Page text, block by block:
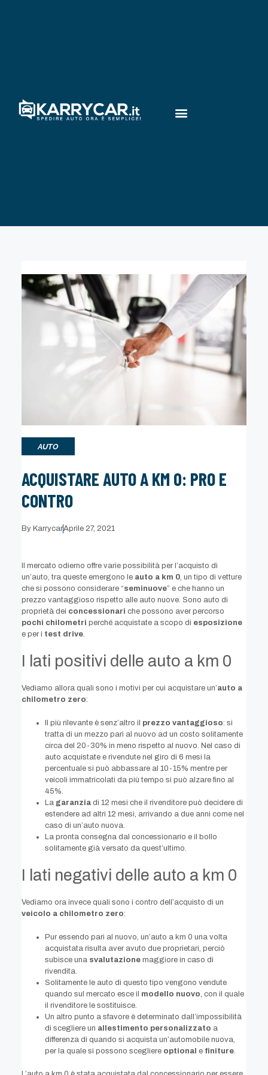
AUTO
ACQUISTARE AUTO A KM 0: PRO E
CONTRO
ByKarrycarAprile 27, 2021
Il mercato odierno offre varie possibilità per l’acquisto di
un’auto, tra queste emergono le auto a km 0, un tipo di vetture
che si possono considerare “seminuove” e che hanno un
prezzo vantaggioso rispetto alle auto nuove. Sono auto di
proprietà dei concessionari che possono aver percorso
pochi chilometri perché acquistate a scopo di esposizione
e per i test drive.
I lati positivi delle auto a km 0
Vediamo allora quali sono i motivi per cui acquistare un’auto a
chilometro zero:
Il più rilevante è senz’altro il prezzo vantaggioso: si
tratta di un mezzo pari al nuovo ad un costo solitamente
circa del 20-30% in meno rispetto al nuovo. Nel caso di
auto acquistate e rivendute nel giro di 6 mesi la
percentuale si può abbassare al 10-15% mentre per
veicoli immatricolati da più tempo si può alzare fino al
45%.
La garanziadi 12 mesi che il rivenditore può decidere di
estendere ad altri 12 mesi, arrivando a due anni come nel
caso di un’auto nuova.
La pronta consegna dal concessionario e il bollo
solitamente già versato da quest’ultimo.
I lati negativi delle auto a km 0
Vediamo ora invece quali sono i contro dell’acquisto di un
veicolo a chilometro zero:
Pur essendo pari al nuovo, un’auto a km 0 una volta
acquistata risulta aver avuto due proprietari, perciò
subisce una svalutazionemaggiore in caso di
rivendita.
Solitamente le auto di questo tipo vengono vendute
quando sul mercato esce il modello nuovo , con il quale
il rivenditore le sostituisce.
Un altro punto a sfavore è determinato dall’impossibilità
di scegliere un allestimento personalizzato a
differenza di quando si acquista un’automobile nuova,
per la quale si possono scegliere optional e finiture.